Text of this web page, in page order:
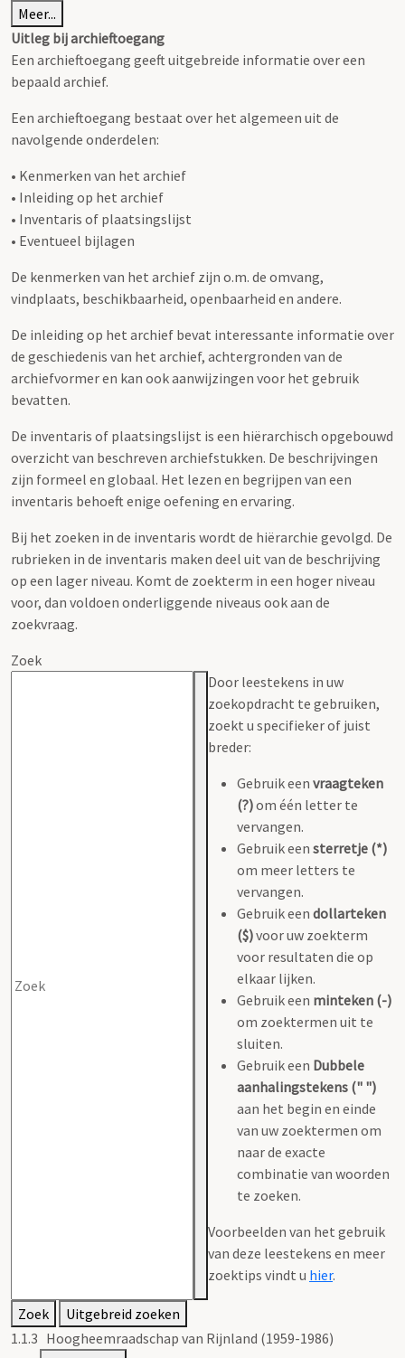
Meer...
Uitleg bij archieftoegang
Een archieftoegang geeft uitgebreide informatie over een
bepaald archief.
Een archieftoegang bestaat over het algemeen uit de
navolgende onderdelen:
• Kenmerken van het archief
• Inleiding op het archief
• Inventaris of plaatsingslijst
• Eventueel bijlagen
De kenmerken van het archief zijn o.m. de omvang,
vindplaats, beschikbaarheid, openbaarheid en andere.
De inleiding op het archief bevat interessante informatie over
de geschiedenis van het archief, achtergronden van de
archiefvormer en kan ook aanwijzingen voor het gebruik
bevatten.
De inventaris of plaatsingslijst is een hiërarchisch opgebouwd
overzicht van beschreven archiefstukken. De beschrijvingen
zijn formeel en globaal. Het lezen en begrijpen van een
inventaris behoeft enige oefening en ervaring.
Bij het zoeken in de inventaris wordt de hiërarchie gevolgd. De
rubrieken in de inventaris maken deel uit van de beschrijving
op een lager niveau. Komt de zoekterm in een hoger niveau
voor, dan voldoen onderliggende niveaus ook aan de
zoekvraag.
Zoek
Door leestekens in uw
zoekopdracht te gebruiken,
zoekt u specifieker of juist
breder:
Gebruik een vraagteken
(?)om één letter te
vervangen.
Gebruik een sterretje (*)
om meer letters te
vervangen.
Gebruik een dollarteken
($)voor uw zoekterm
voor resultaten die op
elkaar lijken.
Gebruik een minteken (-)
om zoektermen uit te
sluiten.
Gebruik een Dubbele
aanhalingstekens (" ")
aan het begin en einde
van uw zoektermen om
naar de exacte
combinatie van woorden
te zoeken.
Voorbeelden van het gebruik
van deze leestekens en meer
zoektips vindt u hier.
Zoek
Uitgebreid zoeken
1.1.3 Hoogheemraadschap van Rijnland (1959-1986)